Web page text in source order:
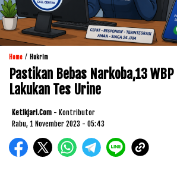
Home / Hukrim
Pastikan Bebas Narkoba,13
Lakukan Tes Urine
Ketikjari.com - Kontributor
Rabu, 1 November 2023 - 05:43